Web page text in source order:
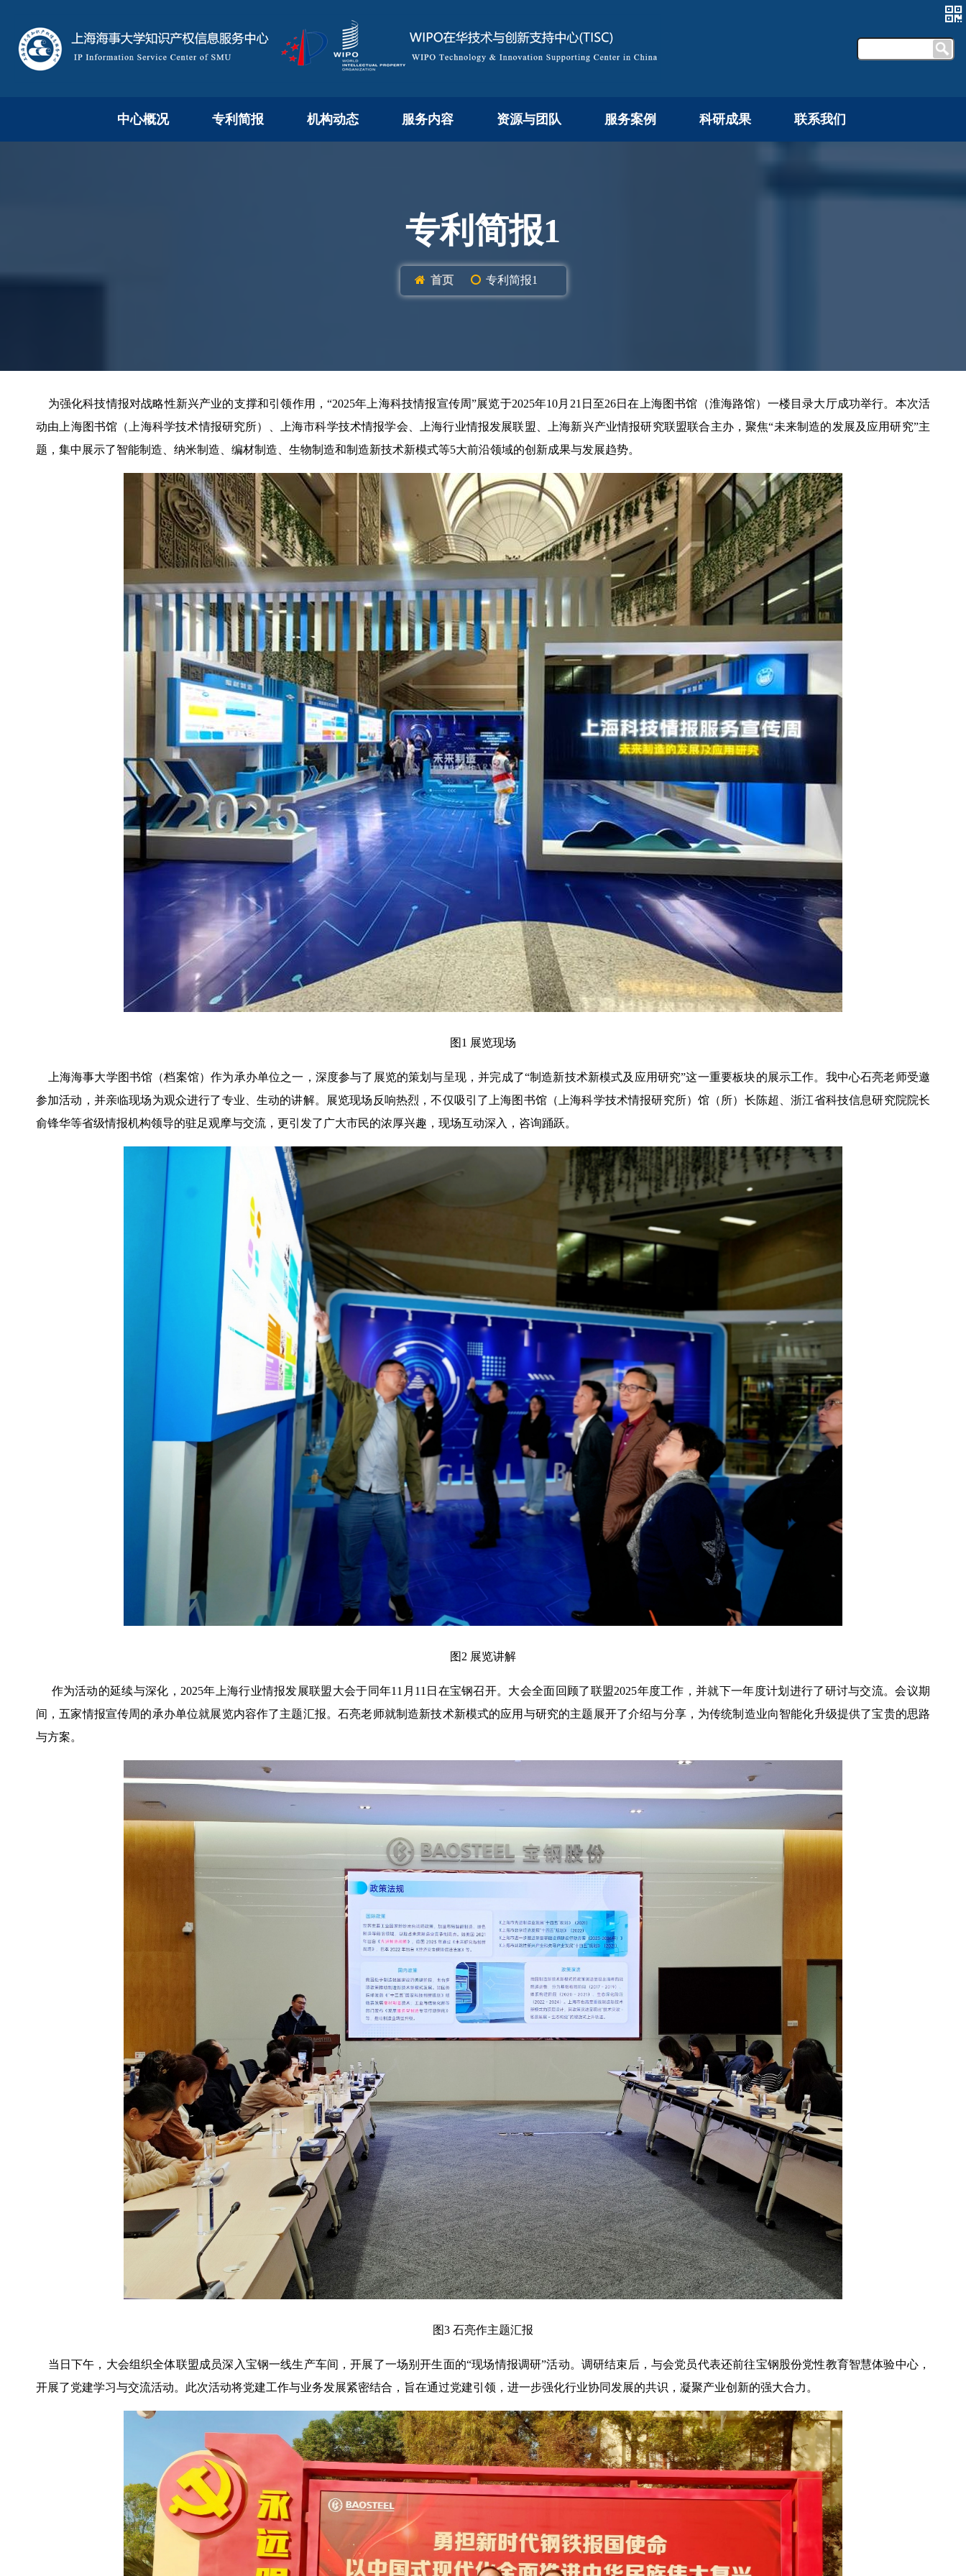
中心概况 专利简报 机构动态 服务内容 资源与团队 服务案例 科研成果 联系我们
专利简报1
首页 专利简报1
为强化科技情报对战略性新兴产业的支撑和引领作用，“2025年上海科技情报宣传周”展览于2025年10月21日至26日在上海图书馆（淮海路馆）一楼目录大厅成功举行。本次活
动由上海图书馆（上海科学技术情报研究所）、上海市科学技术情报学会、上海行业情报发展联盟、上海新兴产业情报研究联盟联合主办，聚焦“未来制造的发展及应用研究”主
题，集中展示了智能制造、纳米制造、编材制造、生物制造和制造新技术新模式等5大前沿领域的创新成果与发展趋势。
图1 展览现场
上海海事大学图书馆（档案馆）作为承办单位之一，深度参与了展览的策划与呈现，并完成了“制造新技术新模式及应用研究”这一重要板块的展示工作。我中心石亮老师受邀
参加活动，并亲临现场为观众进行了专业、生动的讲解。展览现场反响热烈，不仅吸引了上海图书馆（上海科学技术情报研究所）馆（所）长陈超、浙江省科技信息研究院院长
俞锋华等省级情报机构领导的驻足观摩与交流，更引发了广大市民的浓厚兴趣，现场互动深入，咨询踊跃。
图2 展览讲解
作为活动的延续与深化，2025年上海行业情报发展联盟大会于同年11月11日在宝钢召开。大会全面回顾了联盟2025年度工作，并就下一年度计划进行了研讨与交流。会议期
间，五家情报宣传周的承办单位就展览内容作了主题汇报。石亮老师就制造新技术新模式的应用与研究的主题展开了介绍与分享，为传统制造业向智能化升级提供了宝贵的思路
与方案。
图3 石亮作主题汇报
当日下午，大会组织全体联盟成员深入宝钢一线生产车间，开展了一场别开生面的“现场情报调研”活动。调研结束后，与会党员代表还前往宝钢股份党性教育智慧体验中心，
开展了党建学习与交流活动。此次活动将党建工作与业务发展紧密结合，旨在通过党建引领，进一步强化行业协同发展的共识，凝聚产业创新的强大合力。